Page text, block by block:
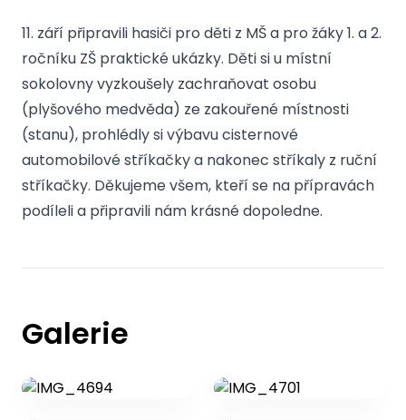
11. září připravili hasiči pro děti z MŠ a pro žáky 1. a 2.
ročníku ZŠ praktické ukázky. Děti si u místní
sokolovny vyzkoušely zachraňovat osobu
(plyšového medvěda) ze zakouřené místnosti
(stanu), prohlédly si výbavu cisternové
automobilové stříkačky a nakonec stříkaly z ruční
stříkačky. Děkujeme všem, kteří se na přípravách
podíleli a připravili nám krásné dopoledne.
Galerie